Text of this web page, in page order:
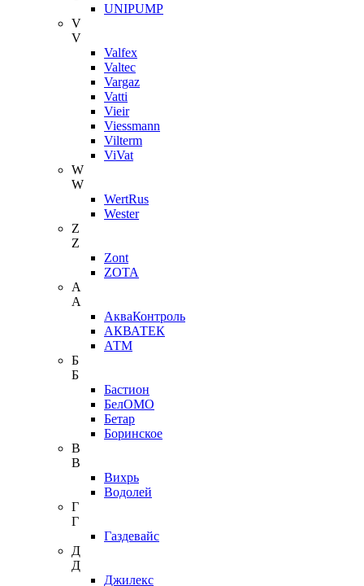
UNIPUMP
V
V
Valfex
Valtec
Vargaz
Vatti
Vieir
Viessmann
Vilterm
ViVat
W
W
WertRus
Wester
Z
Z
Zont
ZOTA
А
А
АкваКонтроль
АКВАТЕК
АТМ
Б
Б
Бастион
БелОМО
Бетар
Боринское
В
В
Вихрь
Водолей
Г
Г
Газдевайс
Д
Д
Джилекс